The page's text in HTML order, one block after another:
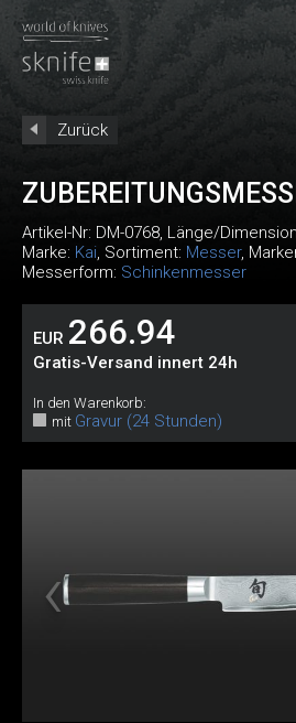
Zurück
Artikel-Nr: DM-0768, Länge/
Marke: Kai, Sortiment: Messer,
Messerform: Schinkenmesser
EUR 266.94
Gratis-Versand innert 24h
In den Warenkorb:
mit Gravur (24 Stunden)